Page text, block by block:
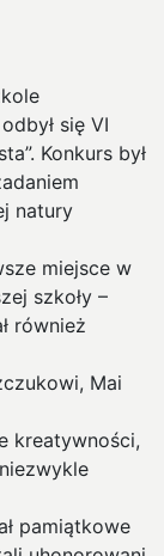
się VI
Konkurs był
natury
miejsce w
szkoły –
również
Mai
kreatywności,
pamiątkowe